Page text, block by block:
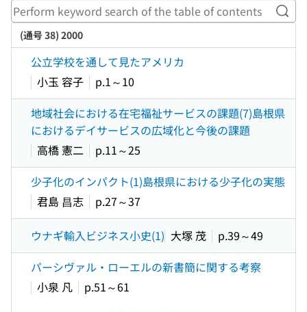
(通号 38) 2000
公立学校を通して見たアメリカ
小玉 容子
p.1～10
地域社会における在宅福祉サービスの課題(7)島根県
におけるデイサービスの広域化と今後の課題
高橋 憲二
p.11～25
少子化のインパクト(1)島根県における少子化の実態
君島 昌志
p.27～37
ウナギ輸入ビジネス小史(1) 大塚 茂
p.39～49
パーシヴァル・ローエルの新書簡に関する考察
小泉 凡
p.51～61